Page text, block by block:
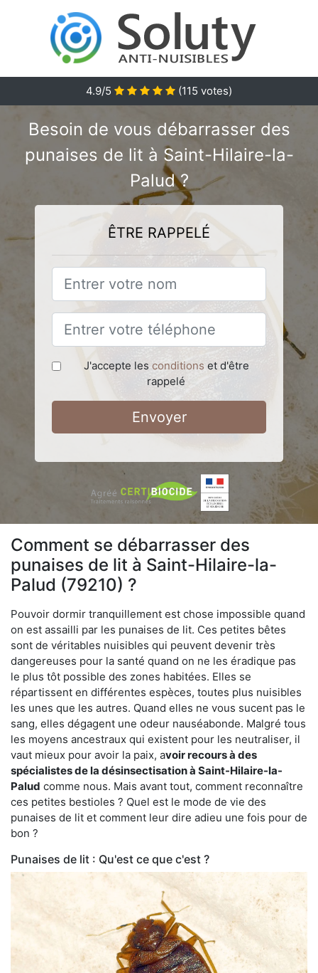
4.9/5 (115 votes)
Besoin de vous débarrasser des
punaises de lit à Saint-Hilaire-la-
Palud ?
ÊTRE RAPPELÉ
J'accepte les conditions et d'être
rappelé
Envoyer
Comment se débarrasser des
punaises de lit à Saint-Hilaire-la-
Palud (79210) ?
Pouvoir dormir tranquillement est chose impossible quand
on est assailli par les punaises de lit. Ces petites bêtes
sont de véritables nuisibles qui peuvent devenir très
dangereuses pour la santé quand on ne les éradique pas
le plus tôt possible des zones habitées. Elles se
répartissent en différentes espèces, toutes plus nuisibles
les unes que les autres. Quand elles ne vous sucent pas le
sang, elles dégagent une odeur nauséabonde. Malgré tous
les moyens ancestraux qui existent pour les neutraliser, il
vaut mieux pour avoir la paix, avoir recours à des
spécialistes de la désinsectisation à Saint-Hilaire-la-
Palud comme nous. Mais avant tout, comment reconnaître
ces petites bestioles ? Quel est le mode de vie des
punaises de lit et comment leur dire adieu une fois pour de
bon ?
Punaises de lit : Qu'est ce que c'est ?